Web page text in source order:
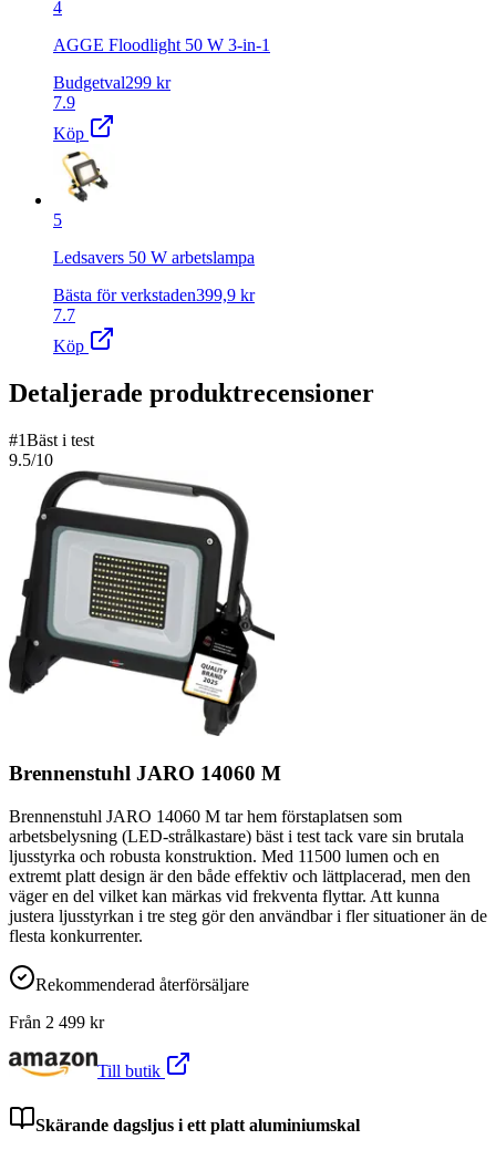
4
AGGE Floodlight 50 W 3-in-1
Budgetval299 kr
7.9
Köp
5
Ledsavers 50 W arbetslampa
Bästa för verkstaden399,9 kr
7.7
Köp
Detaljerade produktrecensioner
#1Bäst i test
9.5/10
Brennenstuhl JARO 14060 M
Brennenstuhl JARO 14060 M tar hem förstaplatsen som
arbetsbelysning (LED-strålkastare) bäst i test tack vare sin brutala
ljusstyrka och robusta konstruktion. Med 11500 lumen och en
extremt platt design är den både effektiv och lättplacerad, men den
väger en del vilket kan märkas vid frekventa flyttar. Att kunna
justera ljusstyrkan i tre steg gör den användbar i fler situationer än de
flesta konkurrenter.
Rekommenderad återförsäljare
Från 2 499 kr
Till butik
Skärande dagsljus i ett platt aluminiumskal